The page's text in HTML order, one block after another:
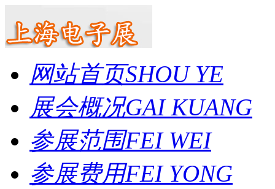
网站首页SHOU YE
展会概况GAI KUANG
参展范围FEI WEI
参展费用FEI YONG